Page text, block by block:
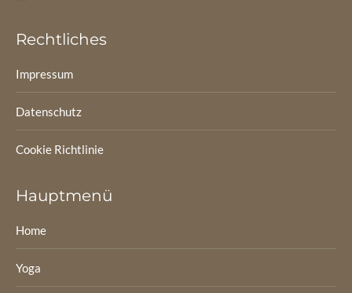
Rechtliches
Impressum
Datenschutz
Cookie Richtlinie
Hauptmenü
Home
Yoga